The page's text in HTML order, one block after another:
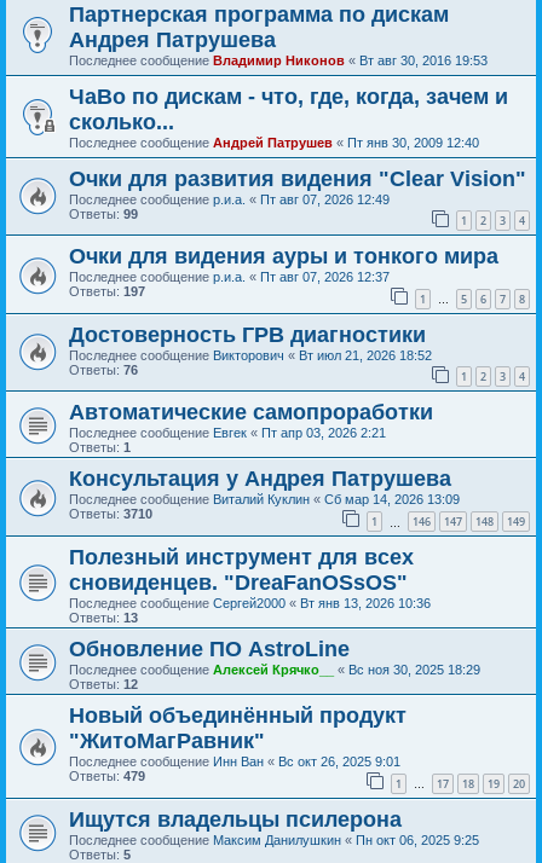
Партнерская программа по дискам
Андрея Патрушева
Последнее сообщение Владимир Никонов « Вт авг 30, 2016 19:53
ЧаВо по дискам - что, где, когда, зачем и
сколько...
Последнее сообщение Андрей Патрушев « Пт янв 30, 2009 12:40
Очки для развития видения "Clear Vision"
Последнее сообщение р.и.а. « Пт авг 07, 2026 12:49
Ответы: 99 1 2 3 4
Очки для видения ауры и тонкого мира
Последнее сообщение р.и.а. « Пт авг 07, 2026 12:37
Ответы: 197 1 … 5 6 7 8
Достоверность ГРВ диагностики
Последнее сообщение Викторович « Вт июл 21, 2026 18:52
Ответы: 76 1 2 3 4
Автоматические самопроработки
Последнее сообщение Евгек « Пт апр 03, 2026 2:21
Ответы: 1
Консультация у Андрея Патрушева
Последнее сообщение Виталий Куклин « Сб мар 14, 2026 13:09
Ответы: 3710 1 146 147 148 149
Полезный инструмент для всех
сновиденцев. "DreaFanOSsOS"
Последнее сообщение Сергей2000 « Вт янв 13, 2026 10:36
Ответы: 13
Обновление ПО AstroLine
Последнее сообщение Алексей Крячко__ « Вс ноя 30, 2025 18:29
Ответы: 12
Новый объединённый продукт
"ЖитоМагРавник"
Последнее сообщение Инн Ван « Вс окт 26, 2025 9:01
Ответы: 479 1 … 17 18 19 20
Ищутся владельцы псилерона
Последнее сообщение Максим Данилушкин « Пн окт 06, 2025 9:25
Ответы: 5